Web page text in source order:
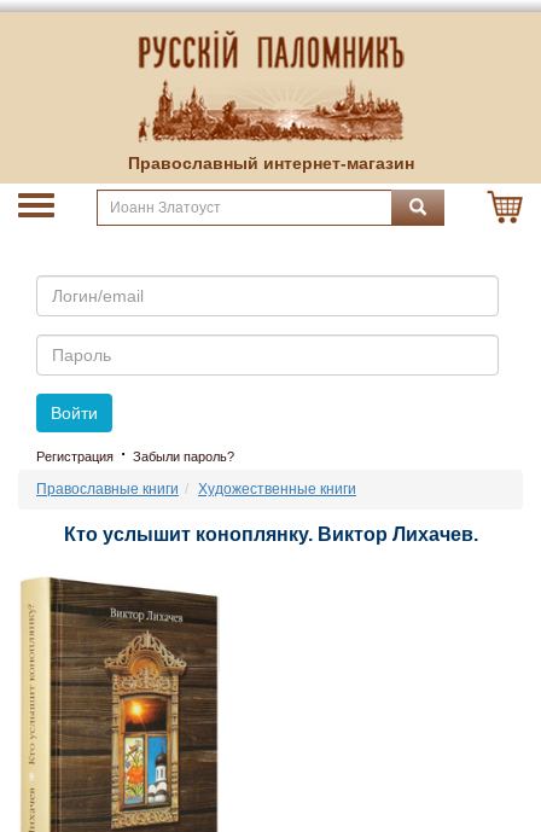
Православный интернет-магазин
Email
Пароль
Войти
Регистрация · Забыли пароль?
Православные книги Художественные книги
Кто услышит коноплянку. Виктор Лихачев.